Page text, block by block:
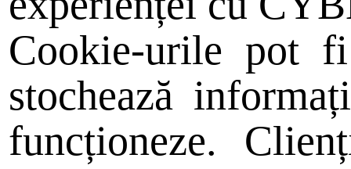
Cookie-urile pot
stochează
funcționeze.